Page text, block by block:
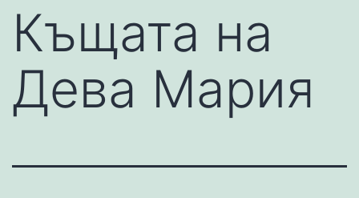
Къщата на
Дева Мария